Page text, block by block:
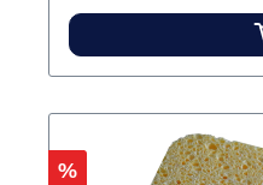
Nachbearbeitung
und intelligentes
Rabatt
%